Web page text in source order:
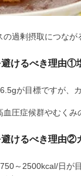
過剰摂取につなが
避けるべき理由①
が目標ですが、
圧症候群やむくみ
避けるべき理由②
～2500kcal/日が